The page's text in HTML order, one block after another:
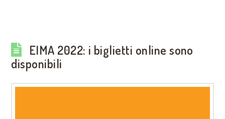
EIMA 2022: i biglietti online sono
disponibili